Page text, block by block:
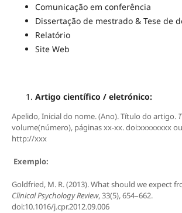
Comunicação em conferência
Dissertação de mestrado & Tese de
Relatório
Site Web
Artigo científico / eletrónico:
Apelido, Inicial do nome. (Ano). Título do artigo.
volume(número), páginas xx-xx. doi:xxxxxxxx
http://xxx
Exemplo:
Goldfried, M. R. (2013). What should we expect
Clinical Psychology Review, 33(5), 654–662.
doi:10.1016/j.cpr.2012.09.006